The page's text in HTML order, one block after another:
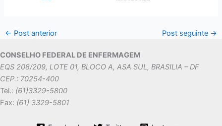
← Post anterior Post seguinte →
CONSELHO FEDERAL DE ENFERMAGEM
EQS 208/209, LOTE 01, BLOCO A, ASA SUL, BRASILIA – DF
CEP.: 70254-400
Tel.: (61)3329-5800
Fax: (61) 3329-5801